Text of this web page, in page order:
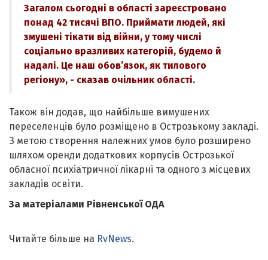
Загалом сьогодні в області зареєстровано
понад 42 тисячі ВПО. Приймати людей, які
змушені тікати від війни, у тому числі
соціально вразливих категорій, будемо й
надалі. Це наш обов’язок, як тилового
регіону», - сказав очільник області.
Також він додав, що найбільше вимушених
переселенців було розміщено в Острозькому закладі.
З метою створення належних умов було розширено
шляхом оренди додаткових корпусів Острозької
обласної психіатричної лікарні та одного з місцевих
закладів освіти.
За матеріалами Рівненської ОДА
Читайте більше на RvNews.